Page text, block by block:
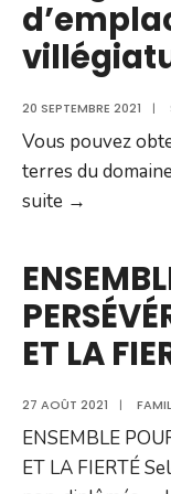
20 SEPTEMBRE 2021 |
Vous pouvez
terres du
suite →
de
2021
ET LA
27 AOÛT 2021 |
ENSEMBLE
ET LA FIERTÉ